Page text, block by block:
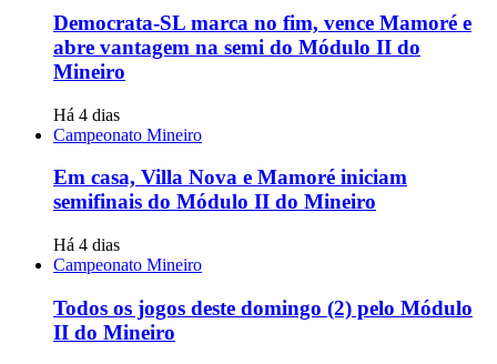
Democrata-SL marca no fim, vence Mamoré e
abre vantagem na semi do Módulo II do
Mineiro
Há 4 dias
Campeonato Mineiro
Em casa, Villa Nova e Mamoré iniciam
semifinais do Módulo II do Mineiro
Há 4 dias
Campeonato Mineiro
Todos os jogos deste domingo (2) pelo Módulo
II do Mineiro